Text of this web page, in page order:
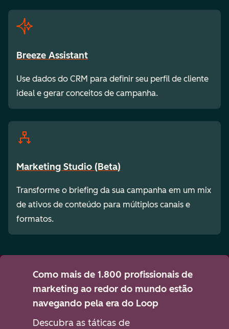
Breeze Assistant
Use dados do CRM para definir seu perfil de cliente
ideal e gerar conceitos de campanha.
Marketing Studio (Beta)
Transforme o briefing da sua campanha em um mix
de ativos de conteúdo para múltiplos canais e
formatos.
Como mais de 1.800 profissionais de
marketing ao redor do mundo estão
navegando pela era do Loop
Descubra as táticas de